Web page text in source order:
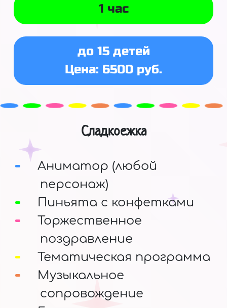
1 час
до 15 детей
Цена: 6500 руб.
Сладкоежка
Аниматор (любой
персонаж)
Пиньята с конфетками
Торжественное
поздравление
Тематическая программа
Музыкальное
сопровождение